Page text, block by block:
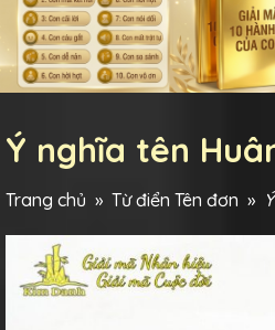
Ý nghĩa tên
Trang chủ » Từ điển Tên đơn »